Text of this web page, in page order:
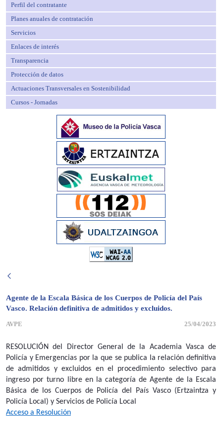
Perfil del contratante
Planes anuales de contratación
Servicios
Enlaces de interés
Transparencia
Protección de datos
Actuaciones Transversales en Sostenibilidad
Cursos - Jornadas
Agente de la Escala Básica de los Cuerpos de Policía del País
Vasco. Relación definitiva de admitidos y excluidos.
AVPE 25/04/2023
RESOLUCIÓN del Director General de la Academia Vasca de
Policía y Emergencias por la que se publica la relación definitiva
de admitidos y excluidos en el procedimiento selectivo para
ingreso por turno libre en la categoría de Agente de la Escala
Básica de los Cuerpos de Policía del País Vasco (Ertzaintza y
Policía Local) y Servicios de Policía Local
Acceso a Resolución